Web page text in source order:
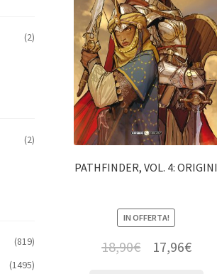
PATHFINDER, VOL. 4: ORIGINI
IN OFFERTA!
18,90€ 17,96€
(2)
(2)
(819)
(1495)